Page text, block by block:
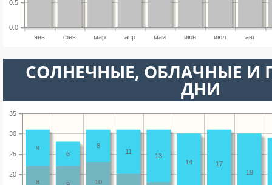
янв фев мар апр май июн июл авг
0.0
0.5
CОЛНЕЧНЫЕ, ОБЛАЧНЫЕ И
ДНИ
20
25
30
35
10
8
19
17
14
13
11
8
6
9